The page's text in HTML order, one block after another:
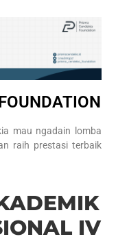
mau ngadain lomba
raih prestasi terbaik
IV